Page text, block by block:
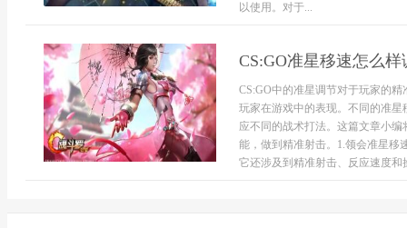
以使用。对于...
CS:GO准星移速怎么样
CS:GO中的准星调节对于玩家的
玩家在游戏中的表现。不同的准
应不同的战术打法。这篇文章小
能，做到精准射击。1.领会准星移
它还涉及到精准射击、反应速度和